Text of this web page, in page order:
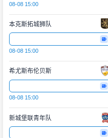
08-08 15:00
本克斯拓城狮队
08-08 15:00
希尤斯布伦贝斯
08-08 15:00
新城堡联青年队